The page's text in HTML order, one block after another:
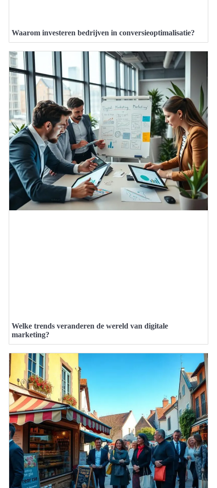
Waarom investeren bedrijven in conversieoptimalisatie?
Welke trends veranderen de wereld van digitale
marketing?